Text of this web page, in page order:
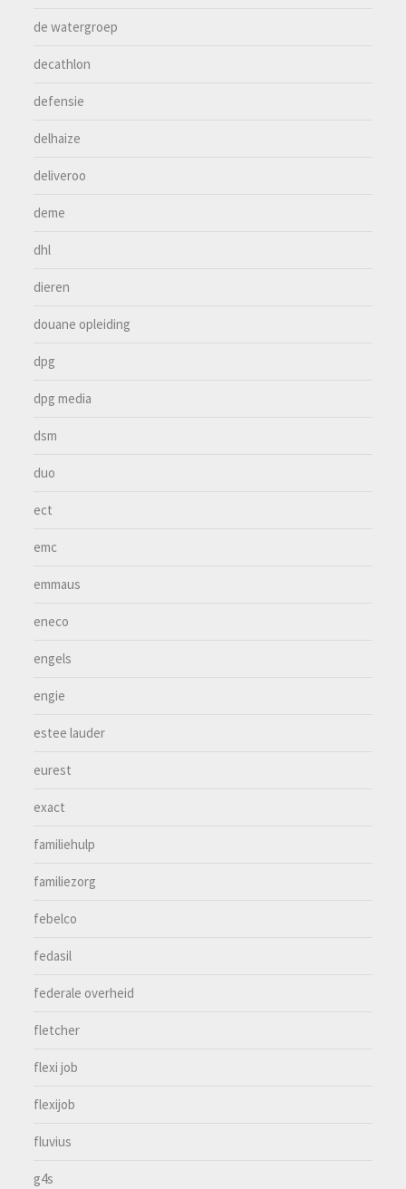
de watergroep
decathlon
defensie
delhaize
deliveroo
deme
dhl
dieren
douane opleiding
dpg
dpg media
dsm
duo
ect
emc
emmaus
eneco
engels
engie
estee lauder
eurest
exact
familiehulp
familiezorg
febelco
fedasil
federale overheid
fletcher
flexi job
flexijob
fluvius
g4s